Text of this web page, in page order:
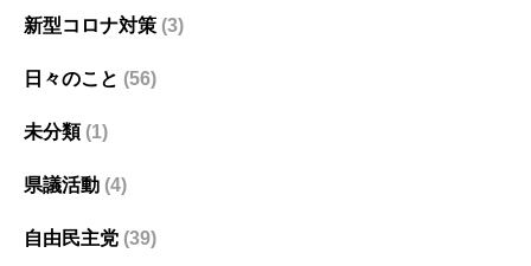
新型コロナ対策 (3)
日々のこと (56)
未分類(1)
県議活動 (4)
自由民主党 (39)